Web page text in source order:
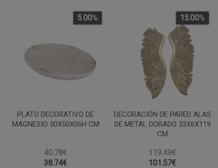
PLATO DECORATIVO DE
MAGNESIO 50X50X06H CM
40.78€
5.00%
38.74€
DECORACIÓN DE PARED ALAS
DE METAL DORADO 53X6X119
CM
119.49€
15.00%
101.57€